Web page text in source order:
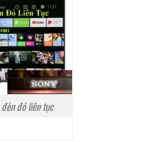
đỏ liên tục